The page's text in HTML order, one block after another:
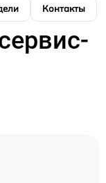
Контакты